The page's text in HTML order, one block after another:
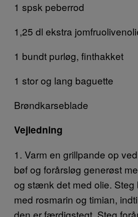
1 spsk peberrod
1,25 dl ekstra
1 bundt purløg, finthakket
1 stor og lang baguette
Brøndkarseblade
Vejledning
1. Varm en grillpande op
bøf og forårsløg generøst
og stænk det med olie. Steg
med rosmarin og timian,
den er færdigstegt. Steg